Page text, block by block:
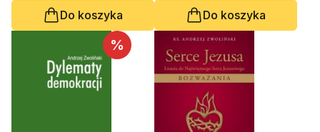
Do koszyka
Do koszyka
%